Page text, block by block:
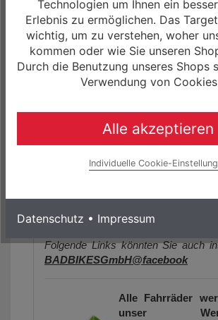
Farbe(n):
(1) Azurblue/Diamondblack
(2) Nepalsilver/Steelgrey
Die Artikelbilder dienen zur
vorbehält, die Produktspezifikation zu
Unser Angebot für Sie!- Das
APEX Gravel Bikesowie weitere
Zinssatz von 0.0% finanzieren.
Folgende Links könnten Sie auch
BADBIKESGmbH@facebook
Alle Fahrräder
unser
Technologien um Ihnen ein
Erlebnis zu ermöglichen. Das
wichtig, um zu verstehen, woher
kommen oder wie Sie unseren
Durch die Benutzung unseres Shops
Verwendung von
Alle akzeptieren
Individuelle Cookie-
Datenschutz • Impressum